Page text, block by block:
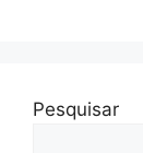
Pesquisar